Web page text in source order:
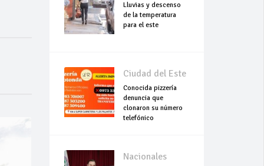
Lluvias y descenso
de la temperatura
para el este
Ciudad del Este
Conocida pizzería
denuncia que
clonaron su número
telefónico
Nacionales